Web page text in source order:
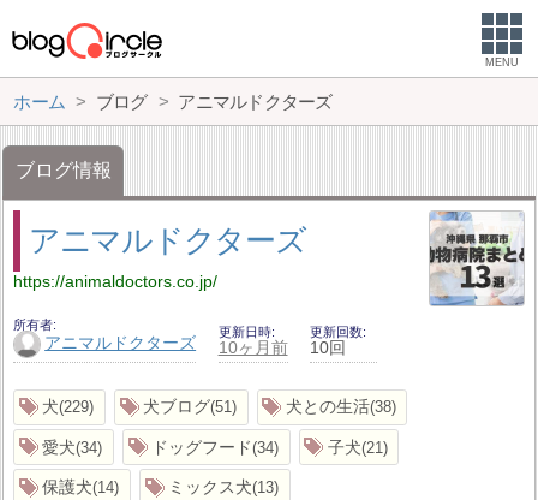
MENU
ホーム ブログ アニマルドクターズ
ブログ情報
アニマルドクターズ
https://animaldoctors.co.jp/
所有者
アニマルドクターズ
更新日時
10ヶ月前
更新回数
10回
犬 229 犬ブログ 51 犬との生活 38
愛犬 34 ドッグフード 34 子犬 21
保護犬 14 ミックス犬 13